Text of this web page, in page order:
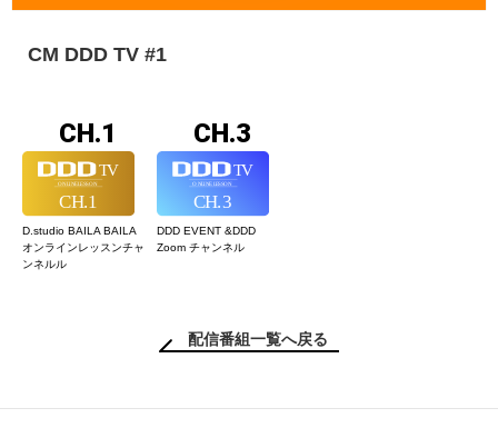
CM DDD TV #1
CH.1
D.studio BAILA BAILA
オンラインレッスンチャ
ンネルル
CH.3
DDD EVENT &DDD
Zoom チャンネル
配信番組一覧へ戻る